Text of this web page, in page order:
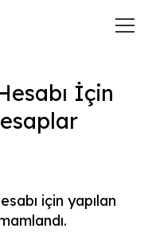
İçin
için yapılan